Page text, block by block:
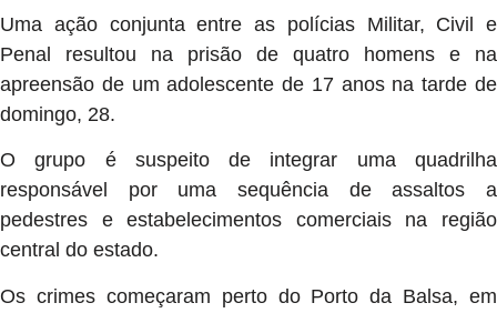
Uma ação conjunta entre as polícias Militar, Civil e
Penal resultou na prisão de quatro homens e na
apreensão de um adolescente de 17 anos na tarde de
domingo, 28.
O grupo é suspeito de integrar uma quadrilha
responsável por uma sequência de assaltos a
pedestres e estabelecimentos comerciais na região
central do estado.
Os crimes começaram perto do Porto da Balsa, em